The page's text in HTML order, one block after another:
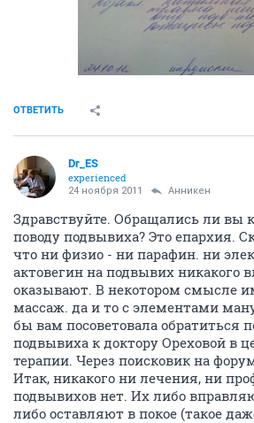
ОТВЕТИТЬ
Dr_ES
experienced
24 ноября 2011 Анникен
Здравствуйте. Обращались ли вы
поводу подвывиха? Это епархия.
что ни физио - ни парафин. ни
актовегин на подвывих никакого
оказывают. В некотором смысле
массаж. да и то с элементами
бы вам посоветовала обратиться
подвывиха к доктору Ореховой в
терапии. Через поисковик на
Итак, никакого ни лечения, ни
подвывихов нет. Их либо
либо оставляют в покое (такое